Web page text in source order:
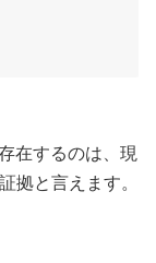
在するのは、現
拠と言えます。